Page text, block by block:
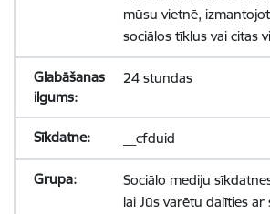
mūsu vietnē,
sociālos tīklus vai citas
24 stundas
__cfduid
Sociālo mediju
lai Jūs varētu dalīties